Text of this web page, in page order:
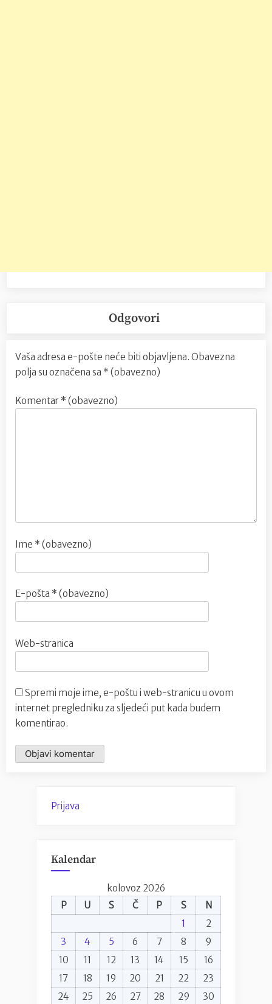
Odgovori
Vaša adresa e-pošte neće biti objavljena. Obavezna
polja su označena sa * (obavezno)
Komentar * (obavezno)
Ime * (obavezno)
E-pošta * (obavezno)
Web-stranica
Spremi moje ime, e-poštu i web-stranicu u ovom
internet pregledniku za sljedeći put kada budem
komentirao.
Prijava
Kalendar
kolovoz 2026
P
U S Č P S
N
1
2
3
4 5 6 7 8
9
10
11 12 13 14 15
16
17
18 19 20 21 22
23
24
25 26 27 28 29
30